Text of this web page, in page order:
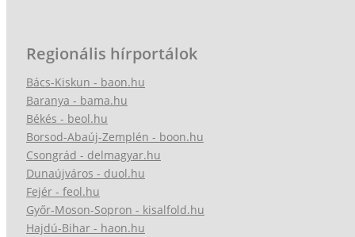
Regionális hírportálok
Bács-Kiskun - baon.hu
Baranya - bama.hu
Békés - beol.hu
Borsod-Abaúj-Zemplén - boon.hu
Csongrád - delmagyar.hu
Dunaújváros - duol.hu
Fejér - feol.hu
Győr-Moson-Sopron - kisalfold.hu
Hajdú-Bihar - haon.hu